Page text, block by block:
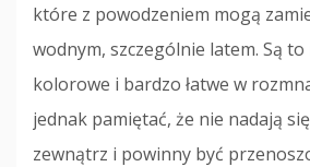
które z powodzeniem mogą
wodnym, szczególnie latem. Są to
kolorowe i bardzo łatwe w
jednak pamiętać, że nie nadają
zewnątrz i powinny być